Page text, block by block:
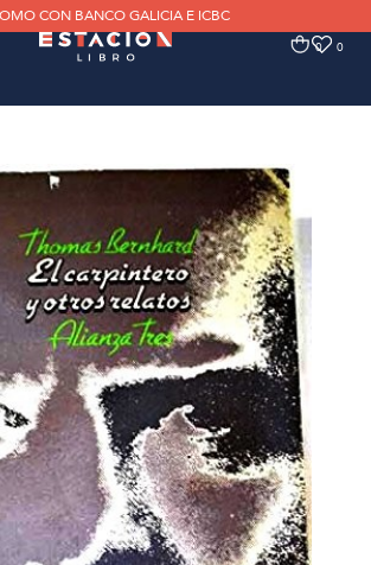
CON BANCO GALICIA E ICBC
0 0